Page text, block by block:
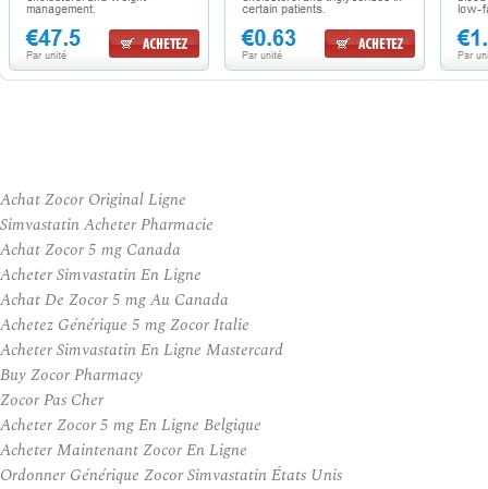
Achat Zocor Original Ligne
Simvastatin Acheter Pharmacie
Achat Zocor 5 mg Canada
Acheter Simvastatin En Ligne
Achat De Zocor 5 mg Au Canada
Achetez Générique 5 mg Zocor Italie
Acheter Simvastatin En Ligne Mastercard
Buy Zocor Pharmacy
Zocor Pas Cher
Acheter Zocor 5 mg En Ligne Belgique
Acheter Maintenant Zocor En Ligne
Ordonner Générique Zocor Simvastatin États Unis